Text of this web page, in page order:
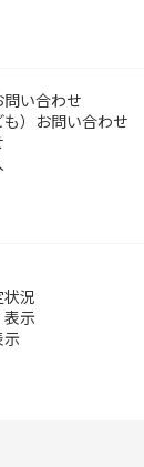
い合わせ
）お問い合わせ
況
表示
示